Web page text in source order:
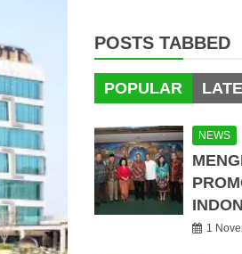
POSTS TABBED
POPULAR
NEWS
1